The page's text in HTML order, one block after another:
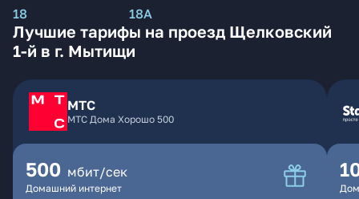
18
18А
Лучшие тарифы на проезд Щелковский
1-й в г. Мытищи
МТС
МТС Дома Хорошо 500
500 мбит/сек
Домашний интернет